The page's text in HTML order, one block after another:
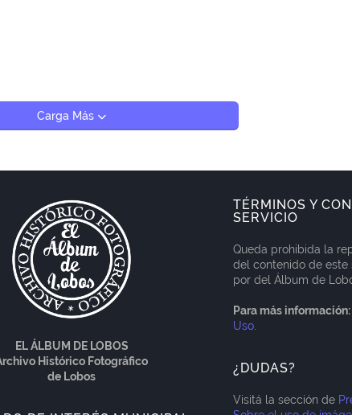
Carga Más
EL ÁLBUM DE LOBOS
Histórico Fotográfico
de Lobos
TÉRMINOS Y
SERVICIO
Queda prohibida la
del contenido de este
por del Álbum de
Para más información:
Uso
¿DUDAS?
Visitá la sección de